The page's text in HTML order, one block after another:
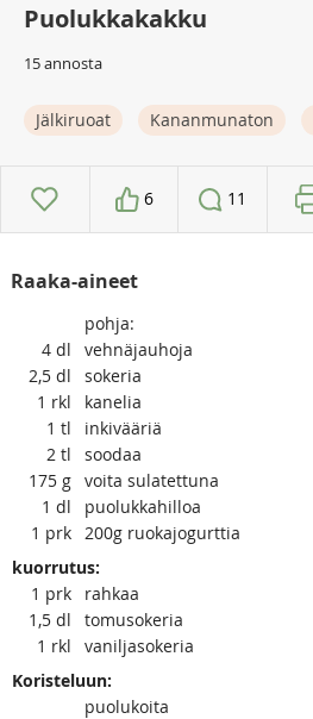
Puolukkakakku
15 annosta
Jälkiruoat Kananmunaton
6 11
Raaka-aineet
pohja:
4 dl
vehnäjauhoja
2,5 dl
sokeria
1 rkl
kanelia
1 tl
inkivääriä
2 tl
soodaa
175 g voita sulatettuna
1 dl
puolukkahilloa
1 prk 200g ruokajogurttia
kuorrutus:
1 prk
rahkaa
1,5 dl
tomusokeria
1 rkl
vaniljasokeria
Koristeluun:
puolukoita